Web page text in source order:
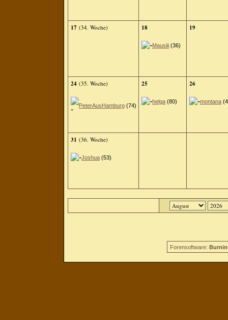
17 (34. Woche) 18
Mausiii (36)
19
24 (35. Woche)
PeterAusHamburg (74)
25
helga (80)
26
montana
31 (36. Woche)
Joshua (53)
Forensoftware: